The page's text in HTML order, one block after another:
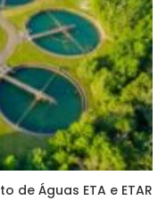
Águas ETA e ETAR